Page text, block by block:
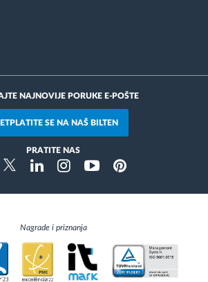
NAJNOVIJE PORUKE E-POŠTE
SE NA NAŠ BILTEN
PRATITE NAS
TwitterLinkedinInstragramYoutubePinterest
Nagrade i priznanja